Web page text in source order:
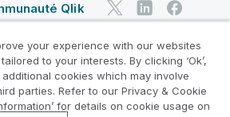
Qlik
des produits
Conditions légales
your experience with our websites
to your interests. By clicking ‘Ok’,
cookies which may involve
parties. Refer to our Privacy & Cookie
for details on cookie usage on